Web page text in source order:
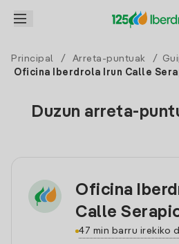
Principal / Arreta-puntuak /
Oficina Iberdrola Irun Calle
Duzun arreta-
Oficina
Calle
47 min barru irekiko